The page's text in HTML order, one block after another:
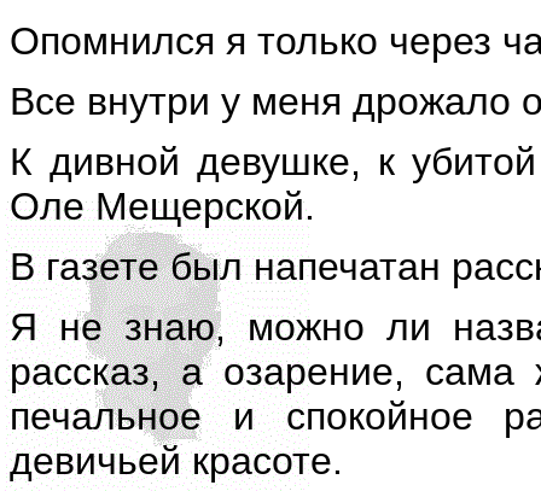
Опомнился я только через
Все внутри у меня дрожало
К дивной девушке, к
Оле Мещерской.
В газете был напечатан
Я не знаю, можно ли
рассказ, а озарение,
печальное и спокойное
девичьей красоте.